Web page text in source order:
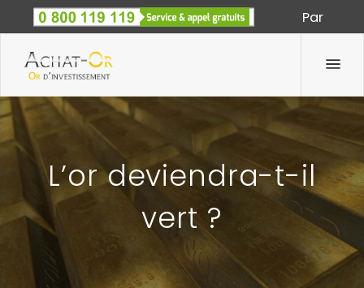
Par
Spécialiste des métaux précieux depuis 1933
L’or deviendra-t-il
vert ?